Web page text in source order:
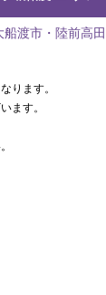
船渡市・陸前高
ります。
ます。